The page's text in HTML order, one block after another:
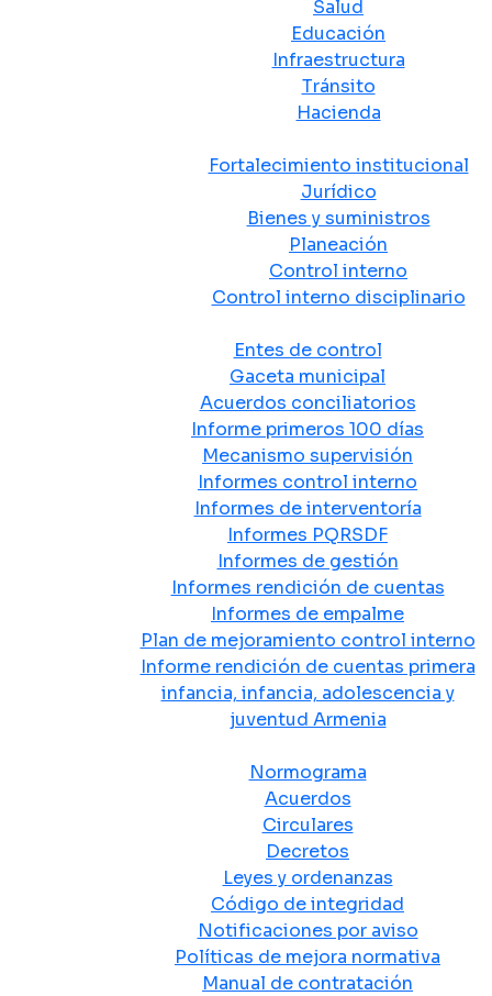
Salud
Educación
Infraestructura
Tránsito
Hacienda
Fortalecimiento institucional
Jurídico
Bienes y suministros
Planeación
Control interno
Control interno disciplinario
Entes de control
Gaceta municipal
Acuerdos conciliatorios
Informe primeros 100 días
Mecanismo supervisión
Informes control interno
Informes de interventoría
Informes PQRSDF
Informes de gestión
Informes rendición de cuentas
Informes de empalme
Plan de mejoramiento control interno
Informe rendición de cuentas primera
infancia, infancia, adolescencia y
juventud Armenia
Normograma
Acuerdos
Circulares
Decretos
Leyes y ordenanzas
Código de integridad
Notificaciones por aviso
Políticas de mejora normativa
Manual de contratación